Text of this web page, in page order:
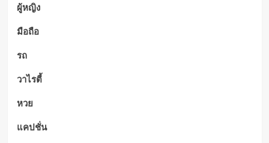
ผู้หญิง
มือถือ
รถ
วาไรตี้
หวย
แคปชั่น